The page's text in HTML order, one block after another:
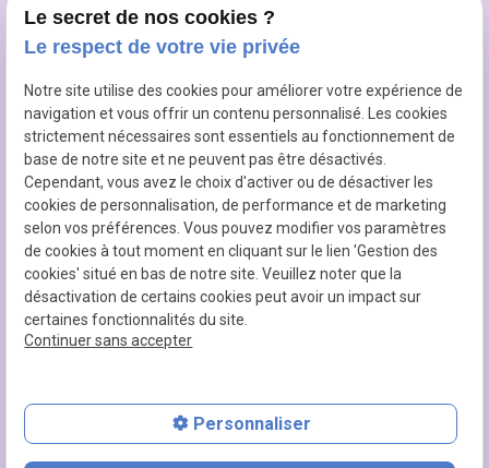
Chaussée de Bruxelles 475
7850 Enghien
Cabinet Rebecq
Centre medical Héra Route de Bruxelles 62
1430 Rebecq
RÉSEAUX SOCIAUX :
TVA INTRACOMMUNAUTAIRE :
BE0663630349
Mentions légales
Politique de confidentialité
Le secret de nos cookies ?
Le respect de votre vie privée
Notre site utilise des cookies pour améliorer votre expérience de
navigation et vous offrir un contenu personnalisé. Les cookies
strictement nécessaires sont essentiels au fonctionnement de
base de notre site et ne peuvent pas être désactivés.
Cependant, vous avez le choix d'activer ou de désactiver les
cookies de personnalisation, de performance et de marketing
selon vos préférences. Vous pouvez modifier vos paramètres
de cookies à tout moment en cliquant sur le lien 'Gestion des
cookies' situé en bas de notre site. Veuillez noter que la
désactivation de certains cookies peut avoir un impact sur
certaines fonctionnalités du site.
Continuer sans accepter
Personnaliser